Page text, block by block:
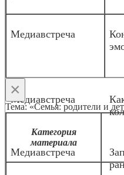
Медиавстреча
Медиавстреча
Медиавстреча
×
Тема: «Семья: родители и
Категория
материала